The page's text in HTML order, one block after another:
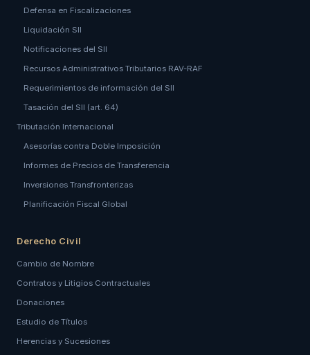
Defensa en Fiscalizaciones
Liquidación SII
Notificaciones del SII
Recursos Administrativos Tributarios RAV-RAF
Requerimientos de información del SII
Tasación del SII (art. 64)
Tributación Internacional
Asesorías contra Doble Imposición
Informes de Precios de Transferencia
Inversiones Transfronterizas
Planificación Fiscal Global
Derecho Civil
Cambio de Nombre
Contratos y Litigios Contractuales
Donaciones
Estudio de Títulos
Herencias y Sucesiones